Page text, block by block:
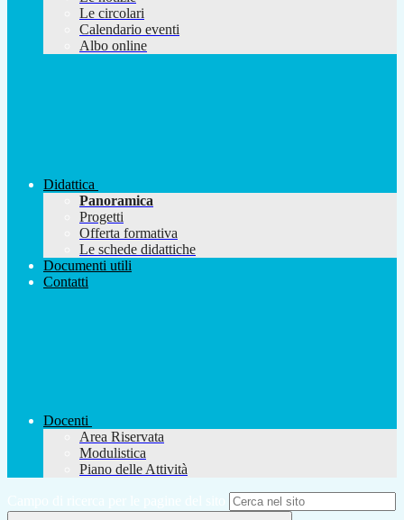
Le circolari
Calendario eventi
Albo online
Didattica
Panoramica
Progetti
Offerta formativa
Le schede didattiche
Documenti utili
Contatti
Docenti
Area Riservata
Modulistica
Piano delle Attività